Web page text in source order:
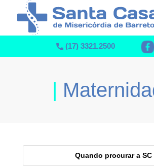
(17) 3321.2500
|
Quando procurar a SC